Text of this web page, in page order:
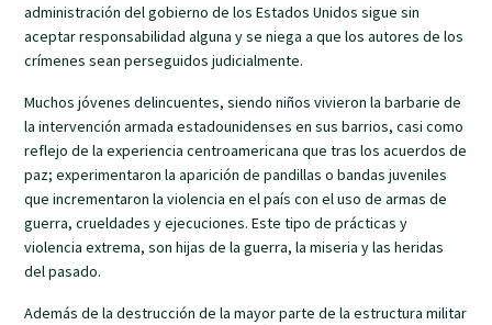
administración del gobierno de los Estados Unidos sigue sin
aceptar responsabilidad alguna y se niega a que los autores de los
crímenes sean perseguidos judicialmente.
Muchos jóvenes delincuentes, siendo niños vivieron la barbarie de
la intervención armada estadounidenses en sus barrios, casi como
reflejo de la experiencia centroamericana que tras los acuerdos de
paz; experimentaron la aparición de pandillas o bandas juveniles
que incrementaron la violencia en el país con el uso de armas de
guerra, crueldades y ejecuciones. Este tipo de prácticas y
violencia extrema, son hijas de la guerra, la miseria y las heridas
del pasado.
Además de la destrucción de la mayor parte de la estructura militar